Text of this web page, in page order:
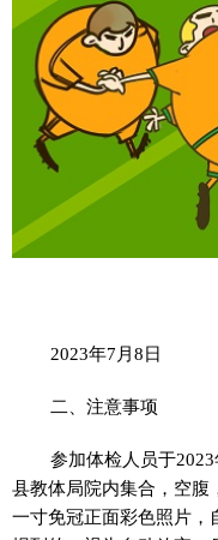
2023年7月8日
二、注意事项
参加体检人员于
县教体局院内集合，空腹
一寸免冠正面彩色照片，